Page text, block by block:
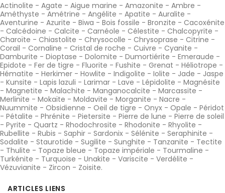
Actinolite - Agate - Aigue marine - Amazonite - Ambre -
Améthyste - Amétrine - Angélite - Apatite - Auralite -
Aventurine - Azurite - Biwa - Bois fossile - Bronzite - Cacoxénite
- Calcédoine - Calcite - Carnéole - Célestite - Chalcopyrite -
Charoïte - Chiastolite - Chrysocolle - Chrysoprase - Citrine -
Corail - Cornaline - Cristal de roche - Cuivre - Cyanite -
Damburite - Dioptase - Dolomite - Dumortiérite - Emeraude -
Epidote - Fer de tigre - Fluorite - Fushite - Grenat - Héliotrope -
Hématite - Herkimer - Howlite - Indigolite - Iolite - Jade - Jaspe
- Kunsite - Lapis lazuli - Larimar - Lave - Lépidolite - Magnésite
- Magnetite - Malachite - Manganocalcite - Marcassite -
Merlinite - Mokaïte - Moldavite - Morganite - Nacre -
Nuummite - Obsidienne - Oeil de tigre - Onyx - Opale - Péridot
- Pétalite - Phrénite - Pietersite - Pierre de lune - Pierre de soleil
- Pyrite - Quartz - Rhodochrosite - Rhodonite - Rhyolite -
Rubellite - Rubis - Saphir - Sardonix - Sélénite - Seraphinite -
Sodalite - Staurotide - Sugilite - Sunghite - Tanzanite - Tectite
- Thulite - Topaze bleue - Topaze impériale - Tourmaline -
Turkénite - Turquoise - Unakite - Variscite - Verdélite -
Vézuvianite - Zircon - Zoisite.
ARTICLES LIENS